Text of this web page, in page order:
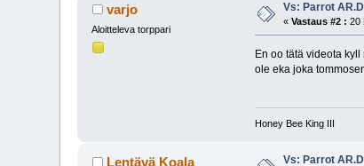
varjo
Aloitteleva torppari
Vs: Parrot
«Vastaus #2 : 20
En oo tätä videota
ole eka joka
Honey Bee King III
Lentävä Koala Vs: Parrot